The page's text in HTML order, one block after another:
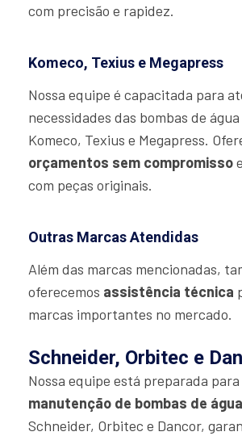
com precisão e rapidez.
Komeco, Texius e Megapress
Nossa equipe é capacitada para
necessidades das bombas de
Komeco, Texius e Megapress.
orçamentos sem compromisso
com peças originais.
Outras Marcas Atendidas
Além das marcas mencionadas,
oferecemos assistência técnica
marcas importantes no mercado.
Schneider, Orbitec e
Nossa equipe está preparada
manutenção de bombas de água
Schneider, Orbitec e Dancor,